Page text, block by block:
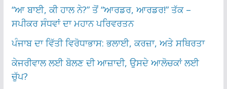
“ਆ ਬਾਈ, ਕੀ ਹਾਲ ਨੇ?” ਤੋਂ “ਆਰਡਰ, ਆਰਡਰ!” ਤੱਕ –
ਸਪੀਕਰ ਸੰਧਵਾਂ ਦਾ ਮਹਾਨ ਪਰਿਵਰਤਨ
ਪੰਜਾਬ ਦਾ ਵਿੱਤੀ ਵਿਰੋਧਾਭਾਸ: ਭਲਾਈ, ਕਰਜ਼ਾ, ਅਤੇ ਸਥਿਰਤਾ
ਕੇਜਰੀਵਾਲ ਲਈ ਬੋਲਣ ਦੀ ਆਜ਼ਾਦੀ, ਉਸਦੇ ਆਲੋਚਕਾਂ ਲਈ
ਚੁੱਪ?